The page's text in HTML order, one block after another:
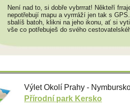
Není nad to, si dobře vybrrrat! Někteří
nepotřebují mapu a vyrrráží jen tak s
sbalíš batoh, klikni na jeho ikonu, ať si
vše co potřebuješ do svého
Výlet Okolí Prahy -
Přírodní park Kersko